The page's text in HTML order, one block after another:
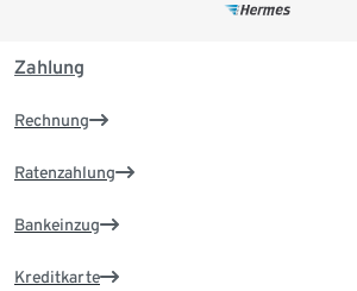
Zahlung
Rechnung
Ratenzahlung
Bankeinzug
Kreditkarte